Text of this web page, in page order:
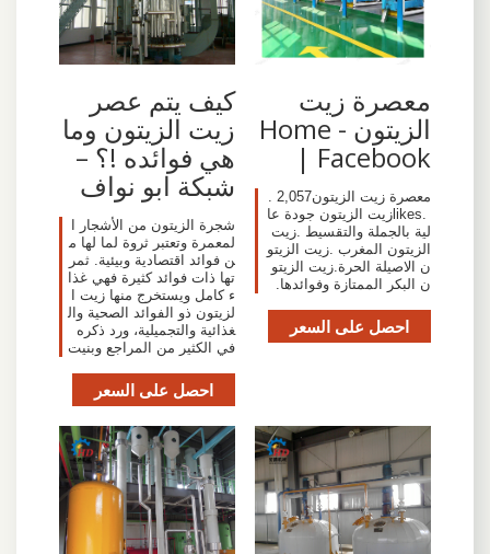
‫معصرة زيت
الزيتون - Home
| Facebook‬
‎معصرة زيت الزيتون‎. 2,057
likes. ‎زيت الزيتون جودة عا
لية بالجملة والتقسيط .زيت
الزيتون المغرب .زيت الزيتو
ن الاصيلة الحرة.زيت الزيتو
ن البكر الممتازة وفوائدها.‎
احصل على السعر
كيف يتم عصر
زيت الزيتون وما
هي فوائده !؟ –
شبكة ابو نواف
شجرة الزيتون من الأشجار ا
لمعمرة وتعتبر ثروة لما لها م
ن فوائد اقتصادية وبيئية. ثمر
تها ذات فوائد كثيرة فهي غذا
ء كامل ويستخرج منها زيت ا
لزيتون ذو الفوائد الصحية وال
غذائية والتجميلية، ورد ذكره
في الكثير من المراجع وبنيت
احصل على السعر